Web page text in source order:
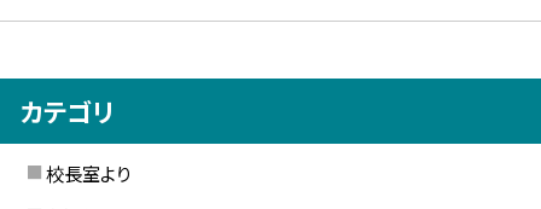
カテゴリ
校長室より